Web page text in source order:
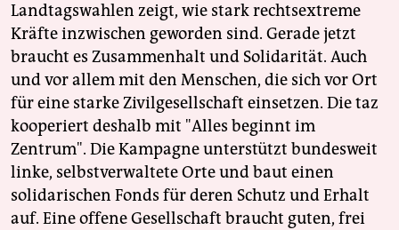
Landtagswahlen zeigt, wie stark rechtsextreme
Kräfte inzwischen geworden sind. Gerade jetzt
braucht es Zusammenhalt und Solidarität. Auch
und vor allem mit den Menschen, die sich vor Ort
für eine starke Zivilgesellschaft einsetzen. Die taz
kooperiert deshalb mit "Alles beginnt im
Zentrum". Die Kampagne unterstützt bundesweit
linke, selbstverwaltete Orte und baut einen
solidarischen Fonds für deren Schutz und Erhalt
auf. Eine offene Gesellschaft braucht guten, frei